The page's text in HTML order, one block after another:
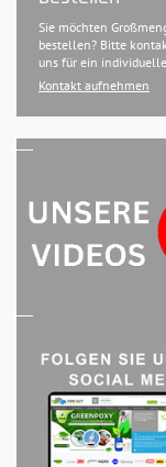
Sie möchten
bestellen? Bitte
uns für ein
Kontakt aufnehmen